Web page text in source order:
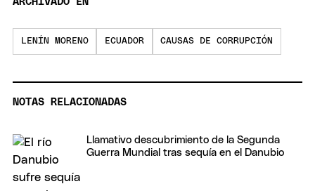
LENÍN MORENO ECUADOR CAUSAS DE CORRUPCIÓN
NOTAS RELACIONADAS
Llamativo descubrimiento de la Segunda
Guerra Mundial tras sequía en el Danubio